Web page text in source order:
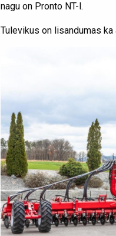
nagu on Pronto NT-l.
Tulevikus on lisandumas